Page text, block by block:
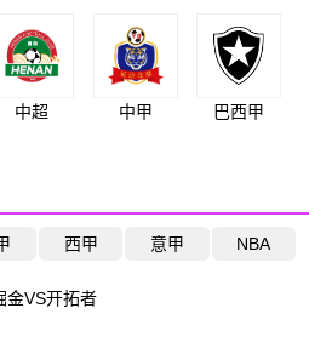
中超 中甲 巴西甲
西甲 意甲 NBA
金VS开拓者